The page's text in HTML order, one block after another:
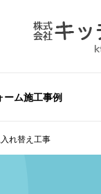
ーム施工事例
れ替え工事